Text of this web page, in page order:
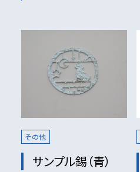
その他
サンプル錫（青）